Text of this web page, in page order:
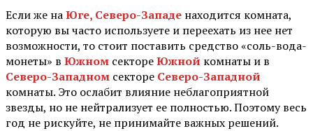
Если же наЮге, Северо-Западе находится комната,
которую вы часто используете и переехать из нее нет
возможности, то стоит поставить средство «соль-вода-
монеты» в Южном сектореЮжной комнаты и в
Северо-Западном секторе Северо-Западной
комнаты. Это ослабит влияние неблагоприятной
звезды, но не нейтрализует ее полностью. Поэтому весь
год не рискуйте, не принимайте важных решений.